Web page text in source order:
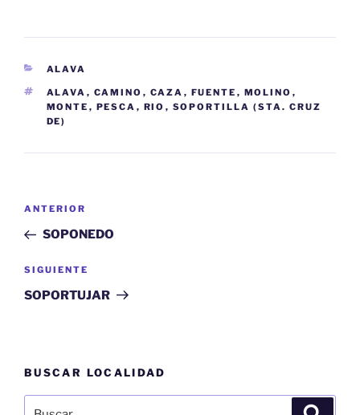
CATEGORÍAS
ALAVA
ETIQUETAS
ALAVA , CAMINO , CAZA , FUENTE , MOLINO ,
MONTE , PESCA , RIO , SOPORTILLA (STA. CRUZ
DE)
Navegación
entradas
Entrada
anterior:
ANTERIOR
SOPONEDO
Siguiente
entrada
SIGUIENTE
SOPORTUJAR
BUSCAR LOCALIDAD